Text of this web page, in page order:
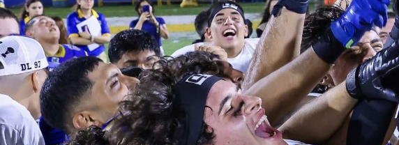
CULTURA
DEPORTES
I+D+IEXPERTOS
SALUD